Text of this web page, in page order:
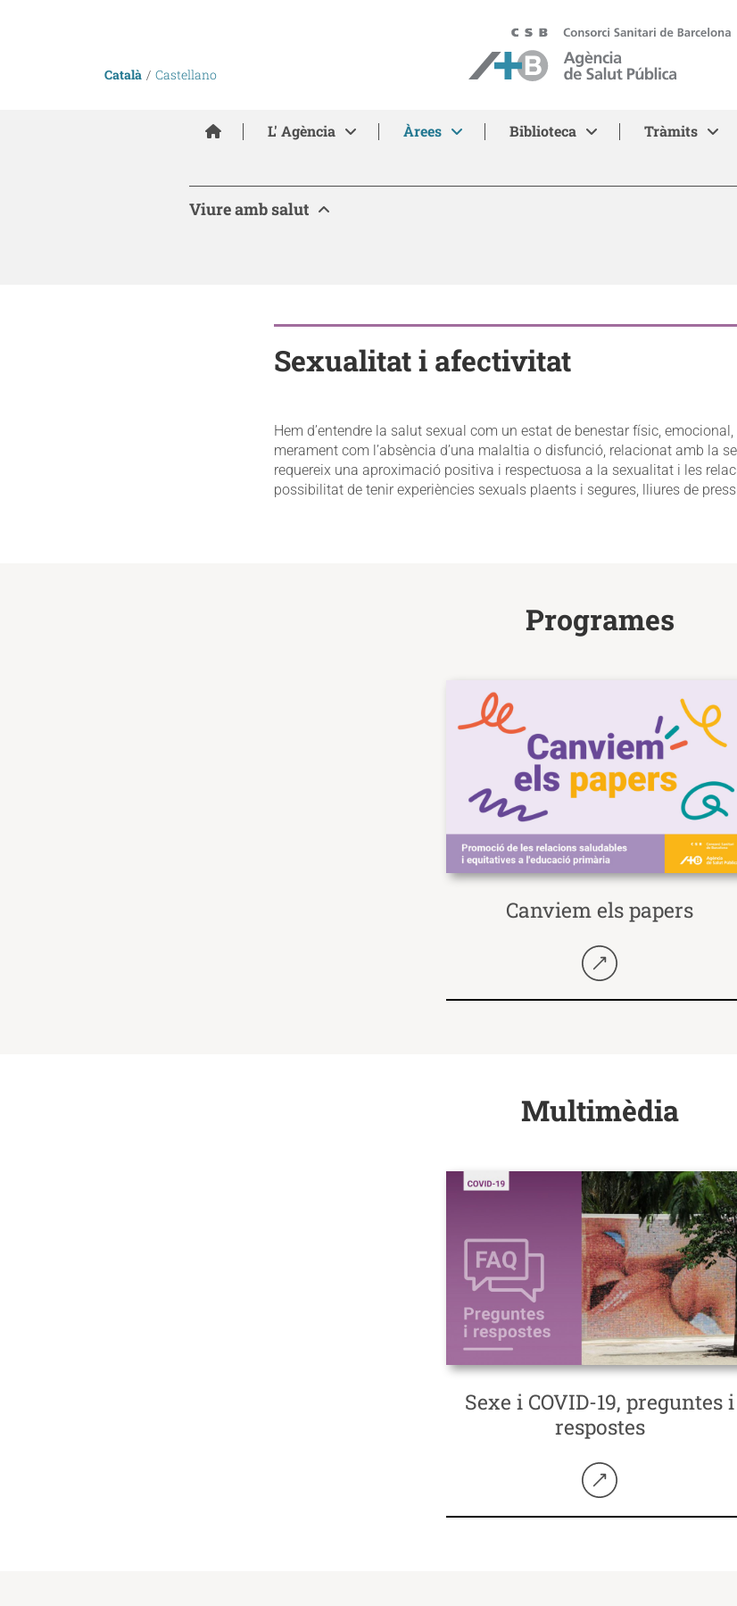
Català Castellano
ASPB - Agència de Salut Pública de
Inici L' Agència Àrees Biblioteca Tràmits
Viure amb salut
Sexualitat i afectivitat
Hem d’entendre la salut sexual com un estat de benestar físic,
merament com l’absència d’una malaltia o disfunció, relacionat amb la
requereix una aproximació positiva i respectuosa a la sexualitat i les
possibilitat de tenir experiències sexuals plaents i segures, lliures de
Programes
Canviem els papers
Multimèdia
Sexe i COVID-19, preguntes i
respostes